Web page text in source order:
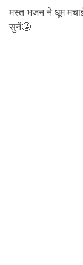
मस्त भजन ने धूम
सुनें🤩